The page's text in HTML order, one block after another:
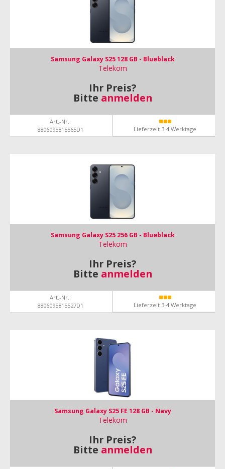
Samsung Galaxy S25 128 GB - Blueblack
Telekom
Ihr Preis?
Bitte anmelden
Art.-Nr.:
8806095815565D1
Lieferzeit 3-4 Werktage
Samsung Galaxy S25 256 GB - Blueblack
Telekom
Ihr Preis?
Bitte anmelden
Art.-Nr.:
8806095815527D1
Lieferzeit 3-4 Werktage
Samsung Galaxy S25 FE 128 GB - Navy
Telekom
Ihr Preis?
Bitte anmelden